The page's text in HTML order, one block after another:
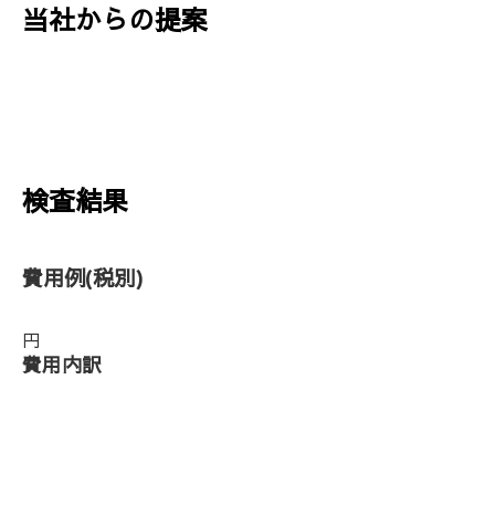
当社からの提案
検査結果
費用例(税別)
円
費用内訳